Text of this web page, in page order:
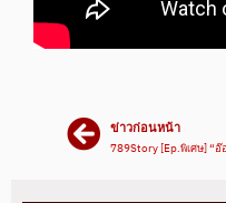
ข่าวก่อนหน้า